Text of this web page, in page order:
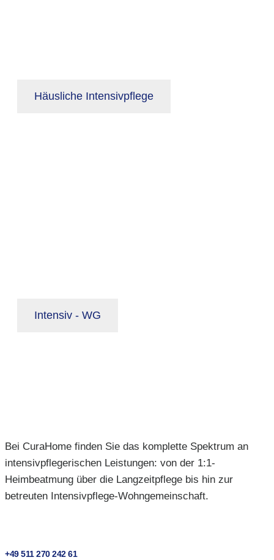
Häusliche Intensivpflege
Intensiv - WG
Bei CuraHome finden Sie das komplette Spektrum an
intensivpflegerischen Leistungen: von der 1:1-
Heimbeatmung über die Langzeitpflege bis hin zur
betreuten Intensivpflege-Wohngemeinschaft.
+49 511 270 242 61